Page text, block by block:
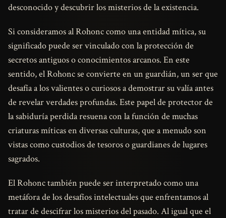
desconocido y descubrir los misterios de la existencia.
Si consideramos al Rohonc como una entidad mítica, su
significado puede ser vinculado con la protección de
secretos antiguos o conocimientos arcanos. En este
sentido, el Rohonc se convierte en un guardián, un ser que
desafía a los valientes o curiosos a demostrar su valía antes
de revelar verdades profundas. Este papel de protector de
la sabiduría perdida resuena con la función de muchas
criaturas míticas en diversas culturas, que a menudo son
vistas como custodios de tesoros o guardianes de lugares
sagrados.
El Rohonc también puede ser interpretado como una
metáfora de los desafíos intelectuales que enfrentamos al
tratar de descifrar los misterios del pasado. Al igual que el